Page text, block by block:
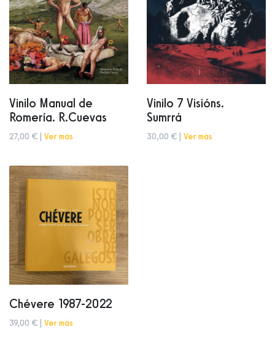
Vinilo Manual de
Romería. R.Cuevas
27,00 € | Ver más
Vinilo 7 Visións.
Sumrrá
30,00 € | Ver más
Chévere 1987-2022
39,00 € | Ver más